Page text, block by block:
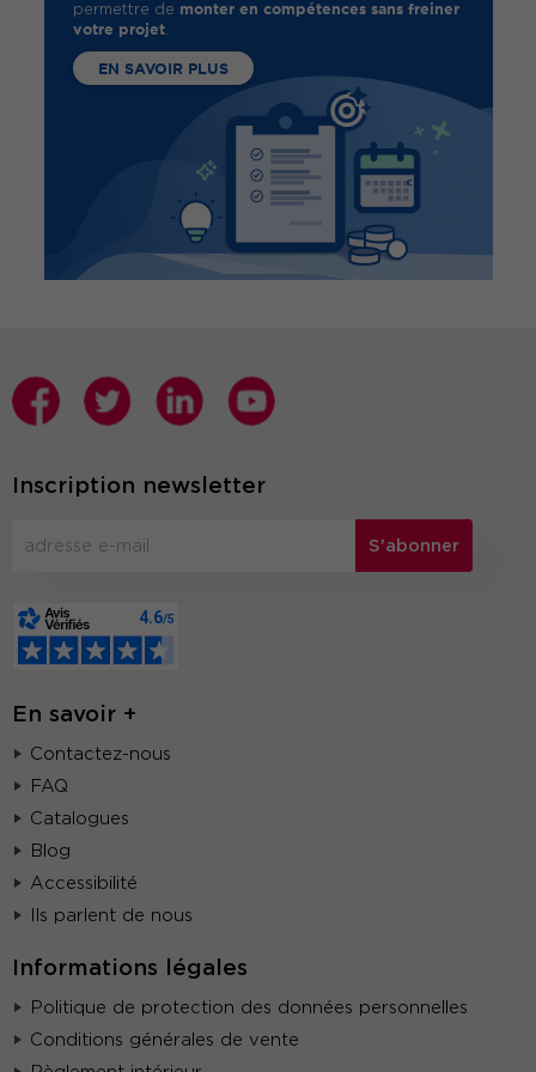
permettre de monter en compétences sans freiner
votre projet.
EN SAVOIR PLUS
Inscription newsletter
S'abonner
En savoir +
Contactez-nous
FAQ
Catalogues
Blog
Accessibilité
Ils parlent de nous
Informations légales
Politique de protection des données personnelles
Conditions générales de vente